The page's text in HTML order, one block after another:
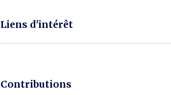
Liens d'intérêt
Contributions